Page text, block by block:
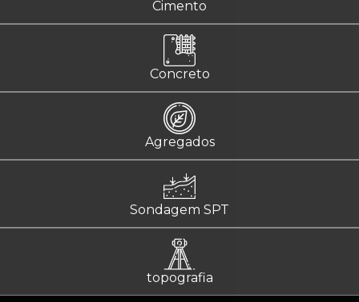
Cimento
Concreto
Agregados
Sondagem SPT
topografia